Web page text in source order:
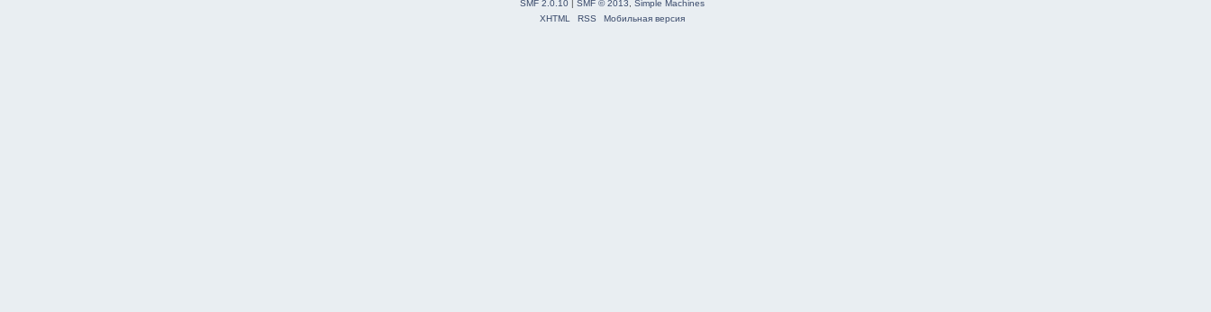
SMF 2.0.10 | SMF © 2013
Simple Machines
XHTML
RSS Мобильная версия